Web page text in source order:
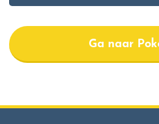
Ga naar